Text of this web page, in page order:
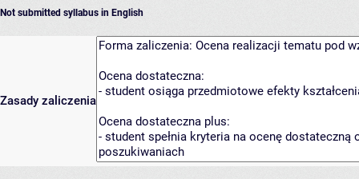
Not submitted syllabus in English
Zasady zaliczenia